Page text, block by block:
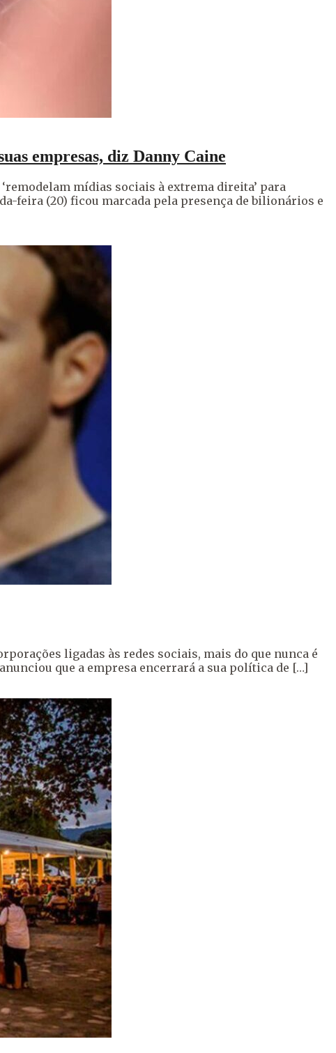
empresas, diz Danny Caine
mídias sociais à extrema direita’ para
feira (20) ficou marcada pela presença de bilionários e
ligadas às redes sociais, mais do que nunca é
que a empresa encerrará a sua política de […]